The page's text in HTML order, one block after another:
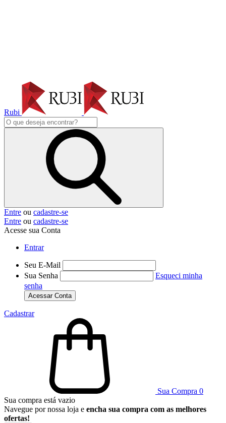
Rubi
Entre ou cadastre-se
Entre ou cadastre-se
Acesse sua Conta
Entrar
Seu E-Mail
Sua Senha
Esqueci minha
senha
Acessar Conta
Cadastrar
Sua Compra 0
Sua compra está vazio
Navegue por nossa loja e encha sua compra com as melhores
ofertas!